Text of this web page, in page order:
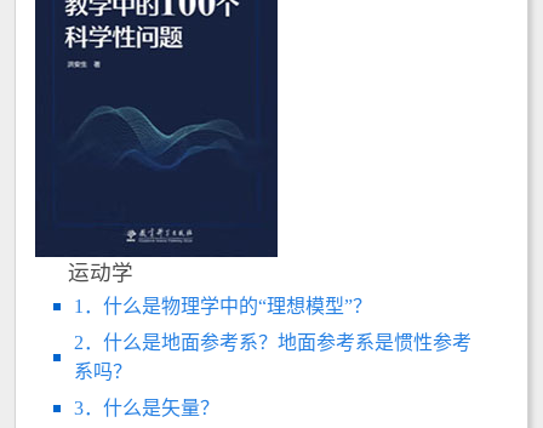
运动学
1．什么是物理学中的“理想模型”？
2．什么是地面参考系？地面参考系是惯性参考
系吗？
3．什么是矢量？